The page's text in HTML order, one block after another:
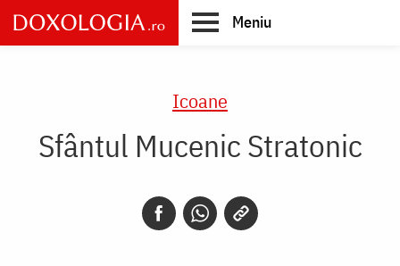
Skip
to
main
Meniu
Icoane
Sfântul Mucenic Stratonic